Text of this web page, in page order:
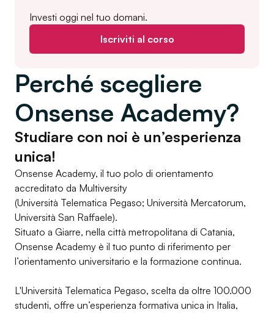
Investi oggi nel tuo domani.
Iscriviti al corso
Perché scegliere
Onsense Academy?
Studiare con noi è un’esperienza
unica!
Onsense Academy, il tuo polo di orientamento
accreditato da Multiversity
(Università Telematica Pegaso; Università Mercatorum,
Università San Raffaele).
Situato a Giarre, nella città metropolitana di Catania,
Onsense Academy è il tuo punto di riferimento per
l’orientamento universitario e la formazione continua.
L'Università Telematica Pegaso, scelta da oltre 100.000
studenti, offre un’esperienza formativa unica in Italia,